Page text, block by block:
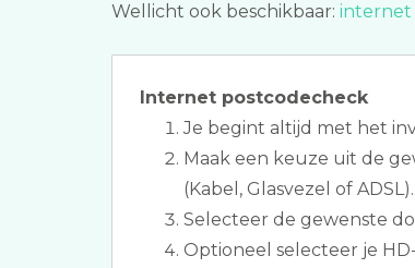
Wellicht ook beschikbaar: internet
Internet postcodecheck
Je begint altijd met het
Maak een keuze uit de
(Kabel, Glasvezel of ADSL).
Selecteer de gewenste
Optioneel selecteer je